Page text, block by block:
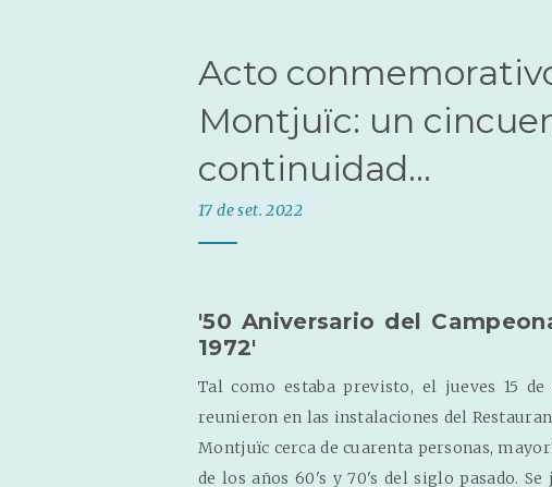
Acto
Montjuïc: un
continuidad...
17 de set. 2022
'50 Aniversario del
1972'
Tal como estaba previsto, el jueves 15
reunieron en las instalaciones del
Montjuïc cerca de cuarenta personas,
de los años 60's y 70's del siglo pasado.